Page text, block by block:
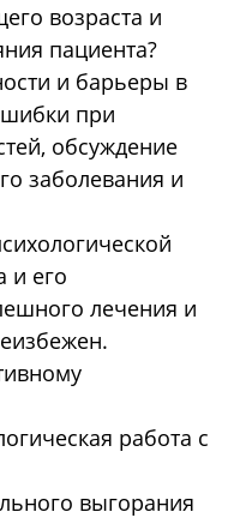
возраста и
пациента?
и барьеры в
при
обсуждение
заболевания и
и его
лечения и
работа с
выгорания